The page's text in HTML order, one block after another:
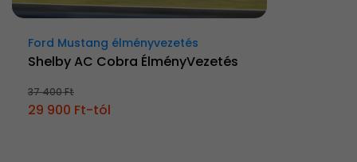
Ford Mustang élményvezetés
Shelby AC Cobra ÉlményVezetés
37 400 Ft
29 900 Ft-tól